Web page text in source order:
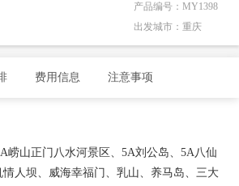
产品编号： MY1398
出发城市： 重庆
费用信息 注意事项
崂山正门八水河景区、5A刘公岛、5A八仙
人坝、威海幸福门、乳山、养马岛、三大